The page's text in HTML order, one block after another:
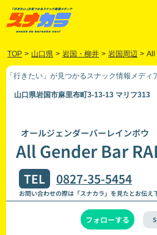
TOP > 山口県 > 岩国・柳井 > 岩国周辺 > All
「行きたい」が見つかるスナック情報メディ
山口県岩国市麻里布町3-13-13 マリフ313
オールジェンダーバーレインボウ
All Gender Bar
TEL 0827-35-5454
お問い合わせの際は「スナカラ」を見たとお伝え
フォローする